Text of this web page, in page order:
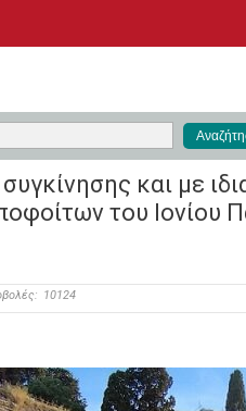
και με
του Ιονίου
10124